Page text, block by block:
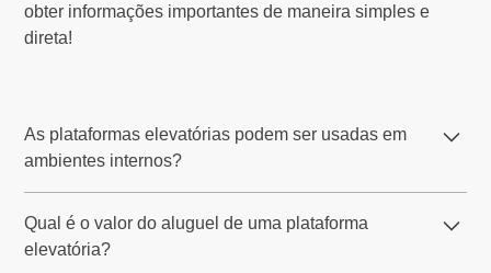
obter informações importantes de maneira simples e
direta!
As plataformas elevatórias podem ser usadas em
ambientes internos?
elétricas, como as do tipo tesoura, que são ideais para
ambientes internos. Esses modelos operam de forma
Qual é o valor do aluguel de uma plataforma
elevatória?